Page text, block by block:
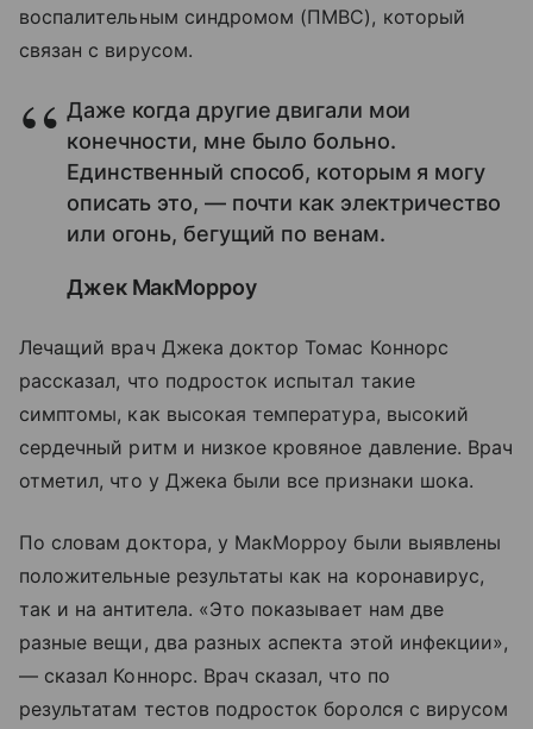
воспалительным синдромом (ПМВС), который
связан с вирусом.
Даже когда другие двигали мои
конечности, мне было больно.
Единственный способ, которым я могу
описать это, — почти как электричество
или огонь, бегущий по венам.
Джек МакМорроу
Лечащий врач Джека доктор Томас Коннорс
рассказал, что подросток испытал такие
симптомы, как высокая температура, высокий
сердечный ритм и низкое кровяное давление. Врач
отметил, что у Джека были все признаки шока.
По словам доктора, у МакМорроу были выявлены
положительные результаты как на коронавирус,
так и на антитела. «Это показывает нам две
разные вещи, два разных аспекта этой инфекции»,
— сказал Коннорс. Врач сказал, что по
результатам тестов подросток боролся с вирусом